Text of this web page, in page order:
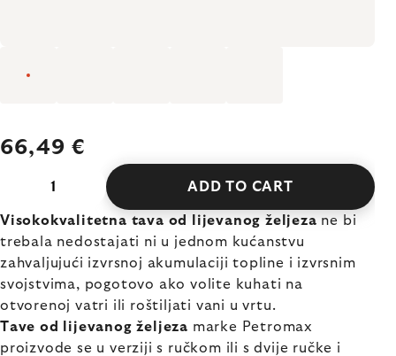
66,49 €
ADD TO CART
Visokokvalitetna tava od lijevanog željeza ne bi
trebala nedostajati ni u jednom kućanstvu
zahvaljujući izvrsnoj akumulaciji topline i izvrsnim
svojstvima, pogotovo ako volite kuhati na
otvorenoj vatri ili roštiljati vani u vrtu.
Tave od lijevanog željeza marke Petromax
proizvode se u verziji s ručkom ili s dvije ručke i